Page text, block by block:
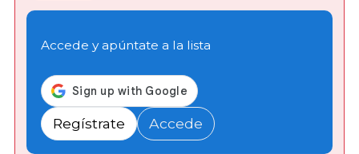
Accede y apúntate a la lista
Regístrate Accede